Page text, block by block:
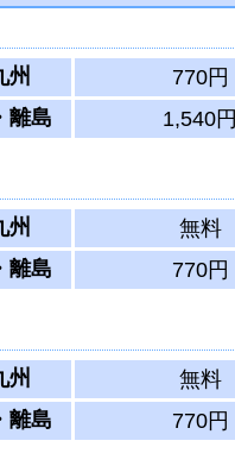
州
770円
離島
1,540
州
無料
離島
770円
州
無料
離島
770円